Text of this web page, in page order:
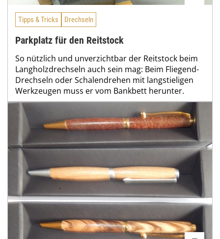
Tipps & Tricks Drechseln
Parkplatz für den Reitstock
So nützlich und unverzichtbar der Reitstock beim
Langholzdrechseln auch sein mag: Beim Fliegend-
Drechseln oder Schalendrehen mit langstieligen
Werkzeugen muss er vom Bankbett herunter.